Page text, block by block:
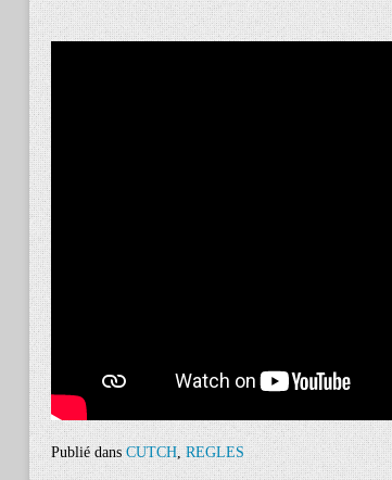
Publié dans CUTCH,REGLES